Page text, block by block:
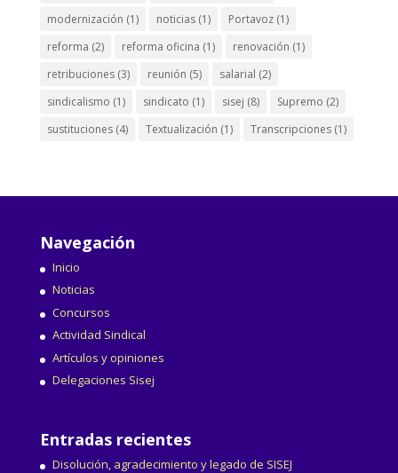
modernización (1) noticias(1) Portavoz(1)
reforma (2) reforma oficina (1) renovación (1)
retribuciones(3) reunión (5) salarial (2)
sindicalismo (1) sindicato (1) sisej (8) Supremo (2)
sustituciones(4) Textualización (1) Transcripciones(1)
Navegación
Inicio
Noticias
Concursos
Actividad Sindical
Artículos y opiniones
Delegaciones Sisej
Entradas recientes
Disolución, agradecimiento y legado de SISEJ